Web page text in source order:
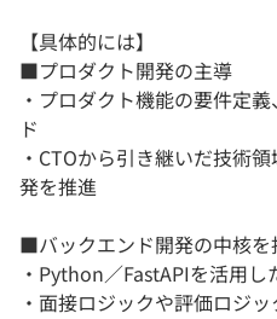
【具体的には】
■プロダクト開発の主導
・プロダクト機能の要件定
ド
・CTOから引き継いだ技術
発を推進
■バックエンド開発の中核を
・Python／FastAPIを活用し
・面接ロジックや評価ロジ